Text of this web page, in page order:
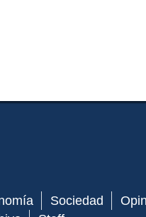
Sociedad